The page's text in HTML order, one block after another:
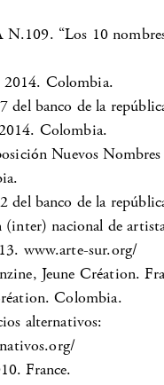
“Los 10
Colombia.
del banco de la
Colombia.
Nuevos
del banco de la
(inter) nacional de
www.arte-sur.org/
Jeune Création.
Colombia.
alternativos:
France.